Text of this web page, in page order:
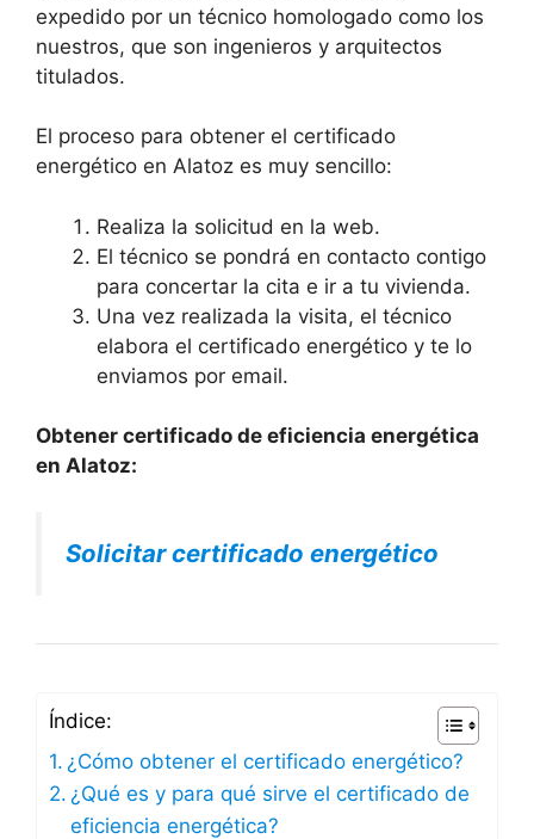
expedido por un técnico homologado como los
nuestros, que son ingenieros y arquitectos
titulados.
El proceso para obtener el certificado
energético en Alatoz es muy sencillo:
Realiza la solicitud en la web.
El técnico se pondrá en contacto contigo
para concertar la cita e ir a tu vivienda.
Una vez realizada la visita, el técnico
elabora el certificado energético y te lo
enviamos por email.
Obtener certificado de eficiencia energética
en Alatoz:
Solicitar certificado energético
Índice:
¿Cómo obtener el certificado energético?
¿Qué es y para qué sirve el certificado de
eficiencia energética?